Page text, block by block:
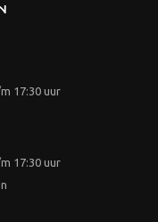
17:30 uur
17:30 uur